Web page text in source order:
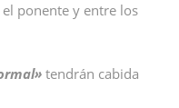
ponente y entre los
tendrán cabida